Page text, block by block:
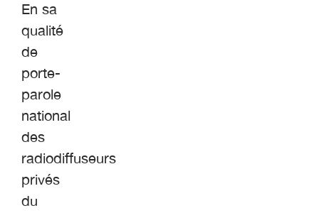
En sa
qualité
de
porte-
parole
national
des
radiodiffuseurs
privés
du